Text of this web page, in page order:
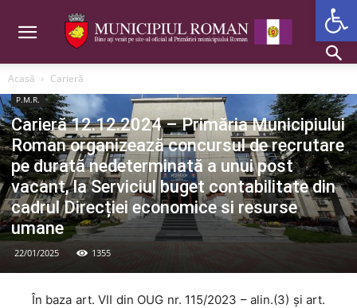
Acasă Carieră
P.M.R.
Carieră 12.12.2024 – Primăria Municipiului
Roman organizează concursul de recrutare
pe durată nedeterminată a unui post
vacant, la Serviciul buget contabilitate din
cadrul Direcției economice si resurse
umane
22/01/2025 1355
În baza art. VII din OUG nr. 115/2023 – alin.(3) și art.